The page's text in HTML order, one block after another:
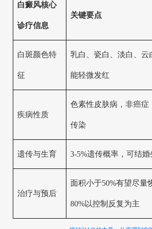
白癜风核心
诊疗信息
关键要点
白斑颜色特
征
乳白、瓷白、淡白、云
能轻微发红
疾病性质
色素性皮肤病，非癌症
传染
遗传与生育 3-5%遗传概率，可结婚
治疗与预后
面积小于50%有望尽量
80%以控制反复为主